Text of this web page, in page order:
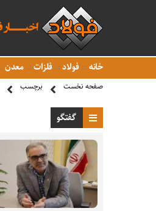
خانه فولاد فلزات معدن
صفحه نخست برچسب
گفتگو